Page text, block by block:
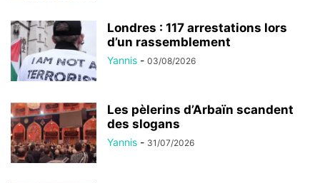
Londres : 117 arrestations lors
d’un rassemblement
Yannis - 03/08/2026
Les pèlerins d’Arbaïn scandent
des slogans
Yannis - 31/07/2026